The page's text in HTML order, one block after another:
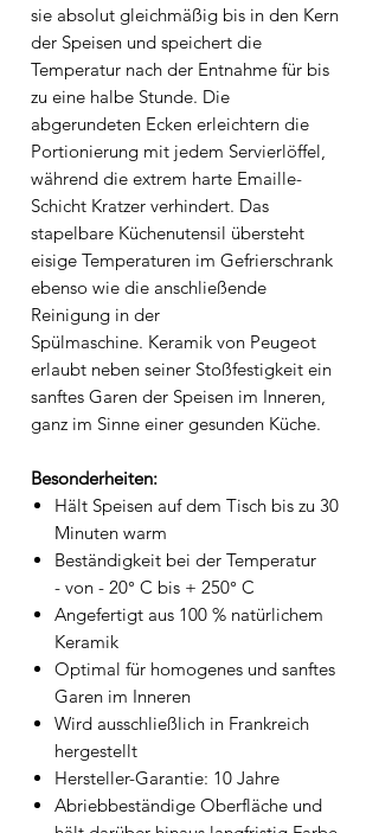
sie absolut gleichmäßig bis in den Kern
der Speisen und speichert die
Temperatur nach der Entnahme für bis
zu eine halbe Stunde. Die
abgerundeten Ecken erleichtern die
Portionierung mit jedem Servierlöffel,
während die extrem harte Emaille-
Schicht Kratzer verhindert. Das
stapelbare Küchenutensil übersteht
eisige Temperaturen im Gefrierschrank
ebenso wie die anschließende
Reinigung in der
Spülmaschine. Keramik von Peugeot
erlaubt neben seiner Stoßfestigkeit ein
sanftes Garen der Speisen im Inneren,
ganz im Sinne einer gesunden Küche.
Besonderheiten:
Hält Speisen auf dem Tisch bis zu 30
Minuten warm
Beständigkeit bei der Temperatur
- von - 20° C bis + 250° C
Angefertigt aus 100 % natürlichem
Keramik
Optimal für homogenes und sanftes
Garen im Inneren
Wird ausschließlich in Frankreich
hergestellt
Hersteller-Garantie: 10 Jahre
Abriebbeständige Oberfläche und